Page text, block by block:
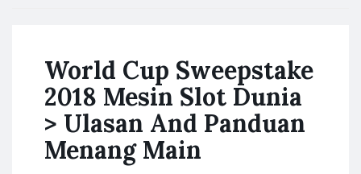
World Cup Sweepstake
2018 Mesin Slot Dunia
> Ulasan And Panduan
Menang Main